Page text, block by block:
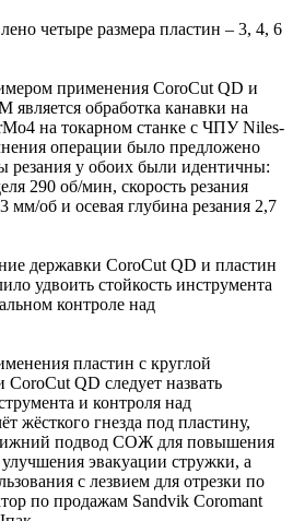
четыре размера пластин – 3, 4, 6
применения CoroCut QD и
является обработка канавки на
на токарном станке с ЧПУ Niles-
операции было предложено
резания у обоих были идентичны:
290 об/мин, скорость резания
мм/об и осевая глубина резания 2,7
державки CoroCut QD и пластин
удвоить стойкость инструмента
контроле над
пластин с круглой
QD следует назвать
и контроля над
жёсткого гнезда под пластину,
подвод СОЖ для повышения
эвакуации стружки, а
с лезвием для отрезки по
по продажам Sandvik Coromant